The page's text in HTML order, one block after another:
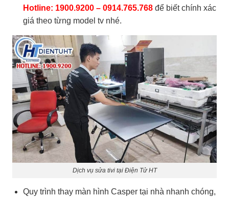
Hotline: 1900.9200 – 0914.765.768để biết chính xác
giá theo từng model tv nhé.
Dịch vụ sửa tivi tại Điện Tử HT
Quy trình thay màn hình Casper tại nhà nhanh chóng,